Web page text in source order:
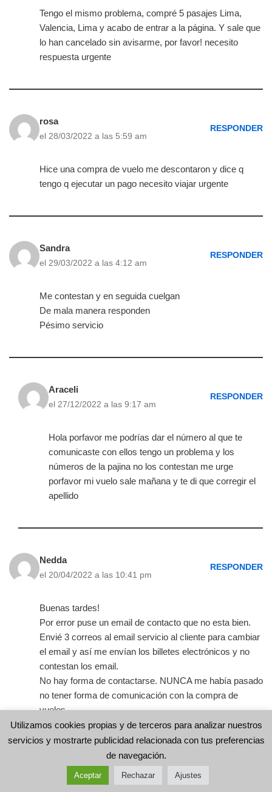
Tengo el mismo problema, compré 5 pasajes Lima,
Valencia, Lima y acabo de entrar a la página. Y sale que
lo han cancelado sin avisarme, por favor! necesito
respuesta urgente
rosa
el 28/03/2022 a las 5:59 am
RESPONDER
Hice una compra de vuelo me descontaron y dice q
tengo q ejecutar un pago necesito viajar urgente
Sandra
el 29/03/2022 a las 4:12 am
RESPONDER
Me contestan y en seguida cuelgan
De mala manera responden
Pésimo servicio
Araceli
el 27/12/2022 a las 9:17 am
RESPONDER
Hola porfavor me podrías dar el número al que te
comunicaste con ellos tengo un problema y los
números de la pajina no los contestan me urge
porfavor mi vuelo sale mañana y te di que corregir el
apellido
Nedda
el 20/04/2022 a las 10:41 pm
RESPONDER
Buenas tardes!
Por error puse un email de contacto que no esta bien.
Envié 3 correos al email servicio al cliente para cambiar
el email y así me envían los billetes electrónicos y no
contestan los email.
No hay forma de contactarse. NUNCA me había pasado
no tener forma de comunicación con la compra de
vuelos.
Utilizamos cookies propias y de terceros para analizar nuestros
servicios y mostrarte publicidad relacionada con tus preferencias
de navegación.
Aceptar Rechazar Ajustes